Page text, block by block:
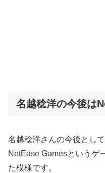
名越稔洋の今後は
名越稔洋さんの今後とし
NetEase Gamesというゲ
た模様です。